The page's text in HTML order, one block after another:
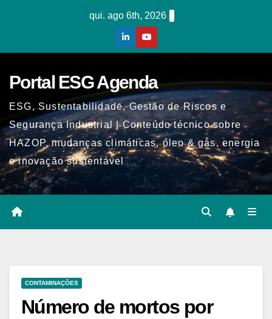
qui. ago 6th, 2026
Portal ESG Agenda
ESG, Sustentabilidade, Gestão de Riscos e
Segurança Industrial | Conteúdo técnico sobre
HAZOP, mudanças climáticas, óleo & gás, energia
e inovação sustentável
CONTAMINAÇÕES
Número de mortos por